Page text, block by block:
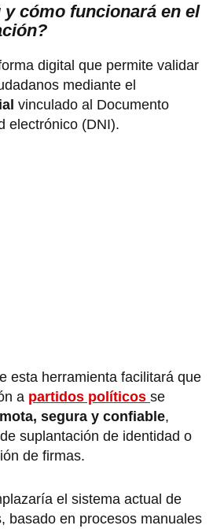
y cómo funcionará en el
digital que permite validar
mediante el
vinculado al Documento
electrónico (DNI).
esta herramienta facilitará que
a partidos políticos se
segura y confiable,
suplantación de identidad o
de firmas.
el sistema actual de
basado en procesos manuales